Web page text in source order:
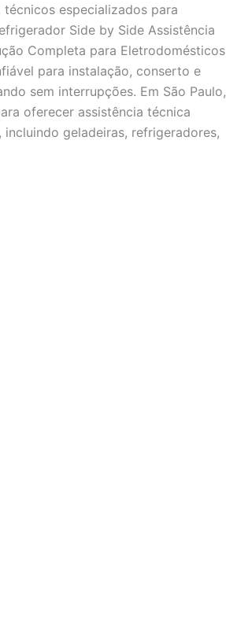
técnicos especializados para
Side by Side Assistência
Completa para Eletrodomésticos
para instalação, conserto e
sem interrupções. Em São Paulo,
oferecer assistência técnica
geladeiras, refrigeradores,